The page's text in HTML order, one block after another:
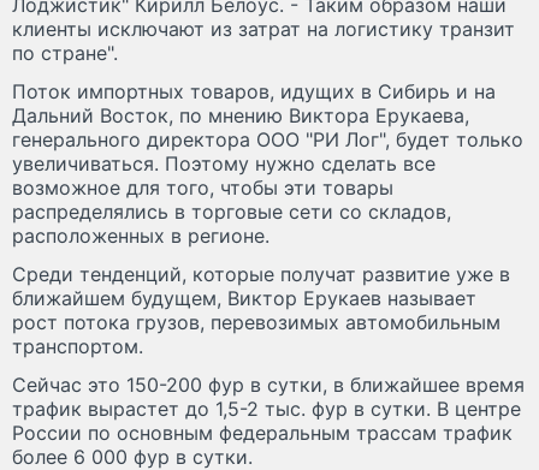
клиенты исключают из затрат на логистику транзит
по стране".
Поток импортных товаров, идущих в Сибирь и на
Дальний Восток, по мнению Виктора Ерукаева,
генерального директора ООО "РИ Лог", будет только
увеличиваться. Поэтому нужно сделать все
возможное для того, чтобы эти товары
распределялись в торговые сети со складов,
расположенных в регионе.
Среди тенденций, которые получат развитие уже в
ближайшем будущем, Виктор Ерукаев называет
рост потока грузов, перевозимых автомобильным
транспортом.
Сейчас это 150-200 фур в сутки, в ближайшее время
трафик вырастет до 1,5-2 тыс. фур в сутки. В центре
России по основным федеральным трассам трафик
более 6 000 фур в сутки.